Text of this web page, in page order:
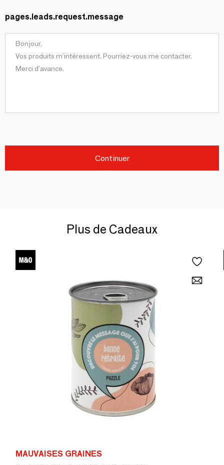
pages.leads.request.message
Continuer
Plus de Cadeaux
MAUVAISES GRAINES